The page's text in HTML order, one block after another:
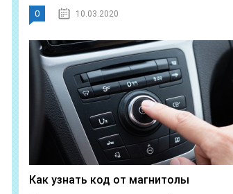
0 10.03.2020
Как узнать код от магнитолы